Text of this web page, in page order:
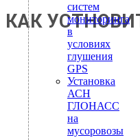
систем
мониторинга
в
условиях
глушения
GPS
Установка
АСН
ГЛОНАСС
на
мусоровозы
КАК